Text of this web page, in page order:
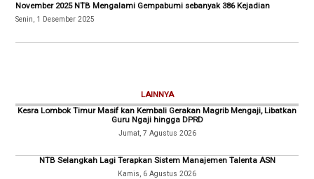
November 2025 NTB Mengalami Gempabumi sebanyak 386 Kejadian
Senin, 1 Desember 2025
LAINNYA
Kesra Lombok Timur Masif kan Kembali Gerakan Magrib Mengaji, Libatkan
Guru Ngaji hingga DPRD
Jumat, 7 Agustus 2026
NTB Selangkah Lagi Terapkan Sistem Manajemen Talenta ASN
Kamis, 6 Agustus 2026